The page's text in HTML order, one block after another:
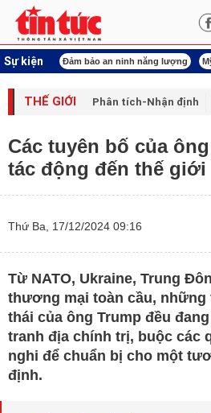
Sự kiện
khóa XVI Đảm bảo an ninh năng lượng
THẾ GIỚI Phân tích-Nhận định
Các tuyên bố của
tác động đến thế
Thứ Ba, 17/12/2024 09:16
Từ NATO, Ukraine, Trung
thương mại toàn cầu, những
thái của ông Trump đều
tranh địa chính trị, buộc các
nghi để chuẩn bị cho một
định.